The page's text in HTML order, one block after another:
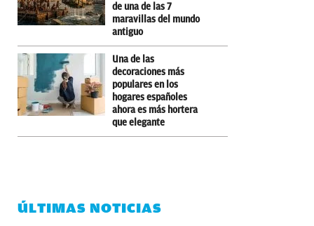
de una de las 7
maravillas del mundo
antiguo
Una de las
decoraciones más
populares en los
hogares españoles
ahora es más hortera
que elegante
ÚLTIMAS NOTICIAS